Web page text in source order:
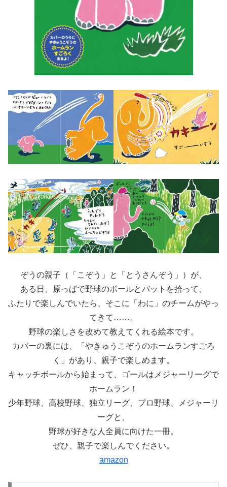
ぞうの親子（「こぞう」と「とうさんぞう」）が、
ある日、原っぱで野球のボールとバットを拾って、
ふたりで楽しんでいたら、そこに「わに」のチームがやっ
てきて……。
野球の楽しさを改めて教えてくれる絵本です。
カバーの裏には、「やきゅうこぞうのホームランすごろ
く」があり、親子で楽しめます。
キャッチボールから始まって、ゴールはメジャーリーグで
ホームラン！
少年野球、高校野球、独立リーグ、プロ野球、メジャーリ
ーグと、
野球が好きな人全員に向けた一冊。
ぜひ、親子で楽しんでください。
amazon